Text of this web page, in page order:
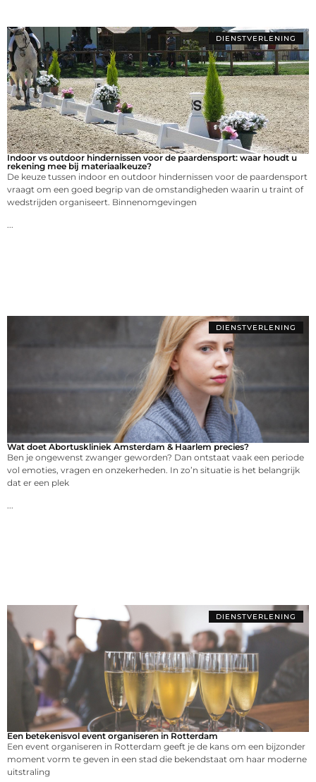
DIENSTVERLENING
Indoor vs outdoor hindernissen voor de paardensport: waar houdt u
rekening mee bij materiaalkeuze?
De keuze tussen indoor en outdoor hindernissen voor de paardensport
vraagt om een goed begrip van de omstandigheden waarin u traint of
wedstrijden organiseert. Binnenomgevingen
...
DIENSTVERLENING
Wat doet Abortuskliniek Amsterdam & Haarlem precies?
Ben je ongewenst zwanger geworden? Dan ontstaat vaak een periode
vol emoties, vragen en onzekerheden. In zo’n situatie is het belangrijk
dat er een plek
...
DIENSTVERLENING
Een betekenisvol event organiseren in Rotterdam
Een event organiseren in Rotterdam geeft je de kans om een bijzonder
moment vorm te geven in een stad die bekendstaat om haar moderne
uitstraling